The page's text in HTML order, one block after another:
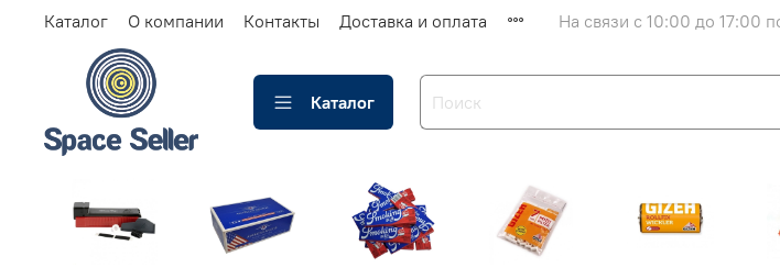
Каталог О компании Контакты Доставка и оплата На связи с 10:00 до 17:00
Каталог